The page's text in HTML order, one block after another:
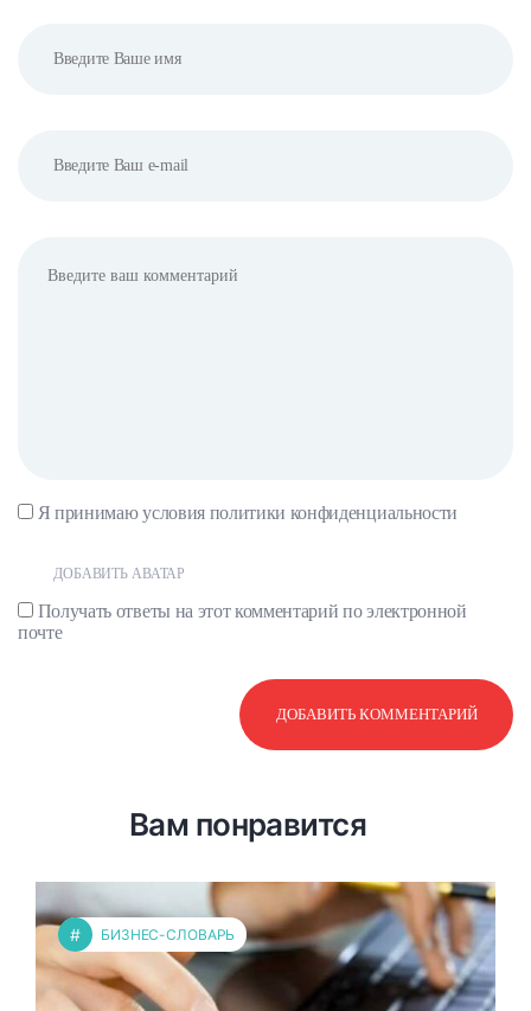
Я принимаю условия политики конфиденциальности
ДОБАВИТЬ АВАТАР
Получать ответы на этот комментарий по электронной
почте
Вам понравится
# БИЗНЕС-СЛОВАРЬ